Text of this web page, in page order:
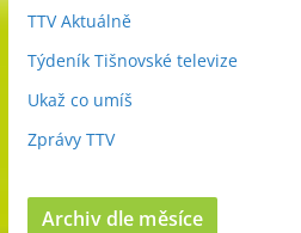
TTV Aktuálně
Týdeník Tišnovské televize
Ukaž co umíš
Zprávy TTV
Archiv dle měsíce